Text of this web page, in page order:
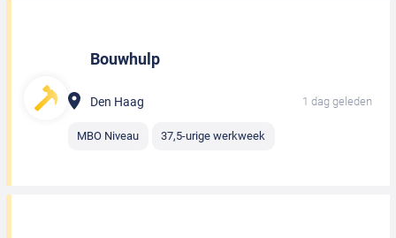
Bouwhulp
Den Haag 1 dag geleden
MBO Niveau 37,5-urige werkweek